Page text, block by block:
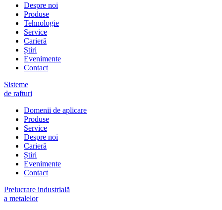
Despre noi
Produse
Tehnologie
Service
Carieră
Știri
Evenimente
Contact
Sisteme
de rafturi
Domenii de aplicare
Produse
Service
Despre noi
Carieră
Știri
Evenimente
Contact
Prelucrare industrială
a metalelor